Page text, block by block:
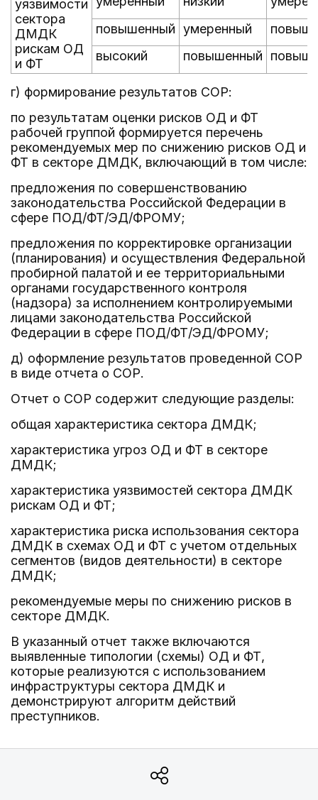
уязвимости
сектора
ДМДК
рискам ОД
и ФТ
повышенный умеренный
высокий
повышенный
г) формирование результатов СОР:
по результатам оценки рисков ОД и ФТ
рабочей группой формируется перечень
рекомендуемых мер по снижению рисков ОД и
ФТ в секторе ДМДК, включающий в том числе:
предложения по совершенствованию
законодательства Российской Федерации в
сфере ПОД/ФТ/ЭД/ФРОМУ;
предложения по корректировке организации
(планирования) и осуществления Федеральной
пробирной палатой и ее территориальными
органами государственного контроля
(надзора) за исполнением контролируемыми
лицами законодательства Российской
Федерации в сфере ПОД/ФТ/ЭД/ФРОМУ;
д) оформление результатов проведенной СОР
в виде отчета о СОР.
Отчет о СОР содержит следующие разделы:
общая характеристика сектора ДМДК;
характеристика угроз ОД и ФТ в секторе
ДМДК;
характеристика уязвимостей сектора ДМДК
рискам ОД и ФТ;
характеристика риска использования сектора
ДМДК в схемах ОД и ФТ с учетом отдельных
сегментов (видов деятельности) в секторе
ДМДК;
рекомендуемые меры по снижению рисков в
секторе ДМДК.
В указанный отчет также включаются
выявленные типологии (схемы) ОД и ФТ,
которые реализуются с использованием
инфраструктуры сектора ДМДК и
демонстрируют алгоритм действий
преступников.